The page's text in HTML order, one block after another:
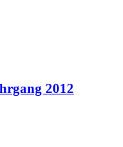
2012